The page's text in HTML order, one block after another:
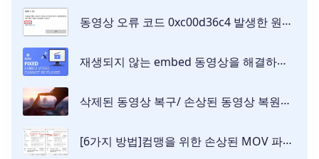
동영상 오류 코드 0xc00d36c4 발생한 원인 및 해결 방법 7가지
재생되지 않는 embed 동영상을 해결하는 법
삭제된 동영상 복구/ 손상된 동영상 복원하는 방법 Tenorshare 4DDiG 후기
[6가지 방법]컴맹을 위한 손상된 MOV 파일 복구하는 쉬운 방법 정리